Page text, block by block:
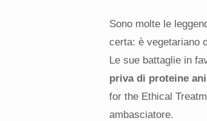
Sono molte le
certa: è vegetariano
Le sue battaglie in
priva di proteine
for the Ethical
ambasciatore.